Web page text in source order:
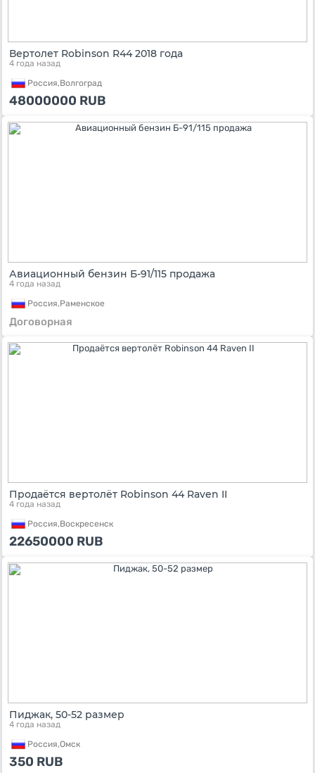
Вертолет Robinson R44 2018 года
4 года назад
Россия,Волгоград
48000000 RUB
Авиационный бензин Б-91/115 продажа
4 года назад
Россия,Раменское
Договорная
Продаётся вертолёт Robinson 44 Raven II
4 года назад
Россия,Воскресенск
22650000 RUB
Пиджак, 50-52 размер
4 года назад
Россия,Омск
350 RUB